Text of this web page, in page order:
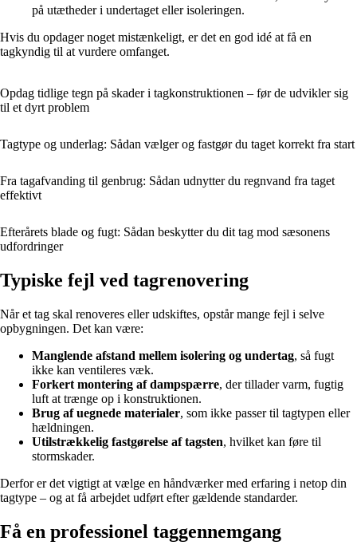
på utætheder i undertaget eller isoleringen.
Hvis du opdager noget mistænkeligt, er det en god idé at få en
tagkyndig til at vurdere omfanget.
Opdag tidlige tegn på skader i tagkonstruktionen – før de udvikler sig
til et dyrt problem
Tagtype og underlag: Sådan vælger og fastgør du taget korrekt fra start
Fra tagafvanding til genbrug: Sådan udnytter du regnvand fra taget
effektivt
Efterårets blade og fugt: Sådan beskytter du dit tag mod sæsonens
udfordringer
Typiske fejl ved tagrenovering
Når et tag skal renoveres eller udskiftes, opstår mange fejl i selve
opbygningen. Det kan være:
Manglende afstand mellem isolering og undertag, så fugt
ikke kan ventileres væk.
Forkert montering af dampspærre, der tillader varm, fugtig
luft at trænge op i konstruktionen.
Brug af uegnede materialer, som ikke passer til tagtypen eller
hældningen.
Utilstrækkelig fastgørelse af tagsten, hvilket kan føre til
stormskader.
Derfor er det vigtigt at vælge en håndværker med erfaring i netop din
tagtype – og at få arbejdet udført efter gældende standarder.
Få en professionel taggennemgang